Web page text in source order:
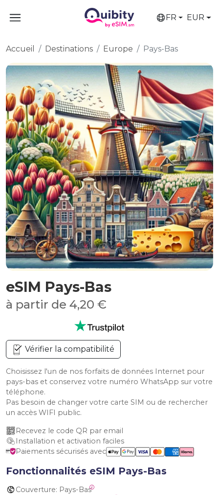
FR EUR
Accueil Destinations Europe Pays-Bas
eSIM Pays-Bas
à partir de 4,20 €
Vérifier la compatibilité
Choisissez l'un de nos forfaits de données Internet pour
pays-bas et conservez votre numéro WhatsApp sur votre
téléphone.
Pas besoin de changer votre carte SIM ou de rechercher
un accès WIFI public.
Recevez le code QR par email
Installation et activation faciles
Paiements sécurisés avec
Fonctionnalités eSIM Pays-Bas
Couverture: Pays-Bas